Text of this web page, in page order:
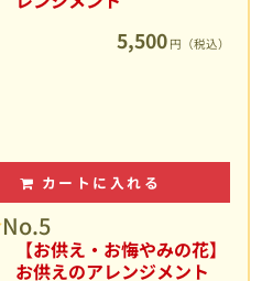
5,500 円（税込）
カートに入れる
No.5
【お供え・お悔やみの花】
お供えのアレンジメント